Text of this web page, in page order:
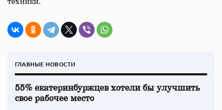
ГЛАВНЫЕ НОВОСТИ
55% екатеринбуржцев хотели бы улучшить
свое рабочее место